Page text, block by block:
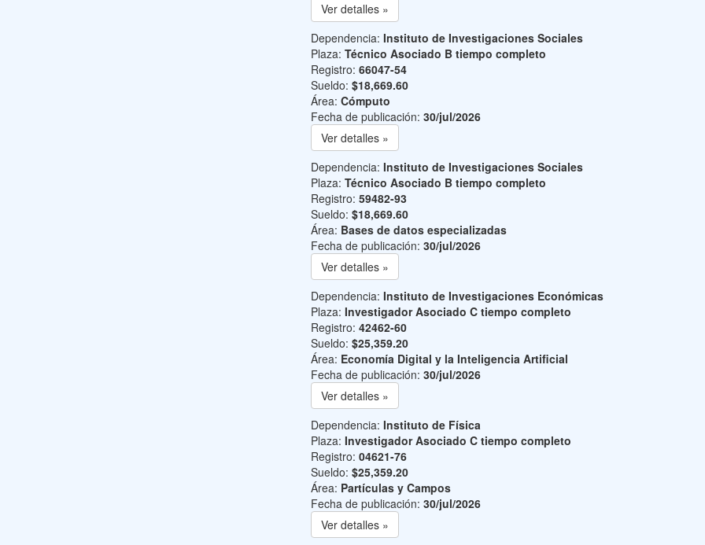
Ver detalles »
Dependencia: Instituto de Investigaciones Sociales
Plaza: Técnico Asociado B tiempo completo
Registro: 66047-54
Sueldo: $18,669.60
Área: Cómputo
Fecha de publicación: 30/jul/2026
Ver detalles »
Dependencia: Instituto de Investigaciones Sociales
Plaza: Técnico Asociado B tiempo completo
Registro: 59482-93
Sueldo: $18,669.60
Área: Bases de datos especializadas
Fecha de publicación: 30/jul/2026
Ver detalles »
Dependencia: Instituto de Investigaciones Económicas
Plaza: Investigador Asociado C tiempo completo
Registro: 42462-60
Sueldo: $25,359.20
Área: Economía Digital y la Inteligencia Artificial
Fecha de publicación: 30/jul/2026
Ver detalles »
Dependencia: Instituto de Física
Plaza: Investigador Asociado C tiempo completo
Registro: 04621-76
Sueldo: $25,359.20
Área: Partículas y Campos
Fecha de publicación: 30/jul/2026
Ver detalles »